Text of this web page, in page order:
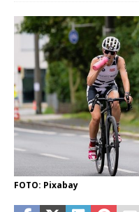
FOTO: Pixabay